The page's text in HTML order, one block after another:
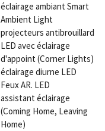
éclairage ambiant Smart
Ambient Light
projecteurs antibrouillard
LED avec éclairage
d'appoint (Corner Lights)
éclairage diurne LED
Feux AR. LED
assistant éclairage
(Coming Home, Leaving
Home)